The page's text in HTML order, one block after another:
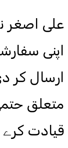
علی اصغر
اپنی
ارسال کر
متعلق
قیادت کرے